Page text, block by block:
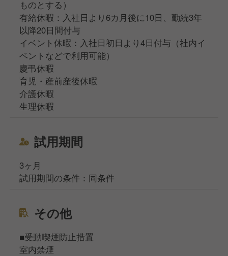
ものとする）
有給休暇：入社日より6カ月後に10日、勤続3年
以降20日間付与
イベント休暇：入社日初日より4日付与（社内イ
ベントなどで利用可能）
慶弔休暇
育児・産前産後休暇
介護休暇
生理休暇
試用期間
3ヶ月
試用期間の条件：同条件
その他
■受動喫煙防止措置
室内禁煙